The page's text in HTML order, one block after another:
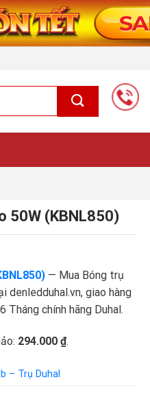
50W (KBNL850)
— Mua Bóng trụ
denledduhal.vn, giao hàng
Tháng chính hãng Duhal.
294.000 ₫.
– Trụ Duhal